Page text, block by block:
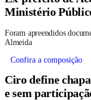
Ministério
Foram apreendidos
Almeida
Confira a composição
Ciro define
e sem